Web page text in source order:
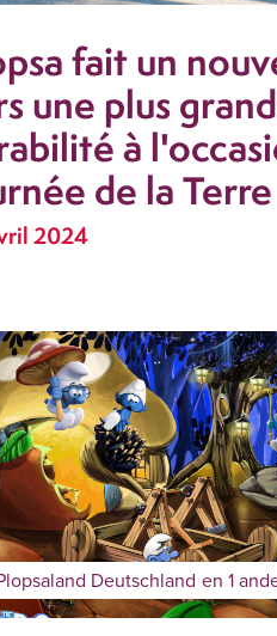
fait un
une plus
à
de la Terre
2024
Deutschland en 1